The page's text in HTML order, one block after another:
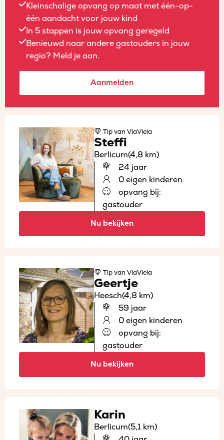
Kleinschalige opvang op maat met één-op-
één aandacht voor jouw kind
In 5 stappen is jouw opvang geregeld
Benieuwd naar andere gastouders in jouw
regio? Meld je aan.
Aanmelden
Tipvan ViaViela
Steffi
Berlicum(4,8 km)
24 jaar
0 eigen kinderen
opvang bij:
gastouder
Nu bekijken
Tipvan ViaViela
Geertje
Heesch(4,8 km)
59 jaar
0 eigen kinderen
opvang bij:
gastouder
Nu bekijken
Karin
Berlicum(5,1 km)